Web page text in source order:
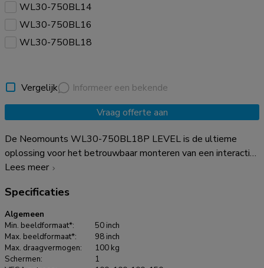
WL30-750BL14
WL30-750BL16
WL30-750BL18
Vergelijk
Informeer een bekende
Vraag offerte aan
De Neomounts WL30-750BL18P LEVEL is de ultieme
oplossing voor het betrouwbaar monteren van een interactief
of zwaargewicht portrait beeldscherm tot 98" met een
wandbeugel heeft een hoog profiel wandplaat, is gemaakt
voor optimale stabiliteit en precisie, en garandeert veilige
bevestiging van het display, zelfs op oneffen
muuroppervlakken. De wandsteun is speciaal ontworpen voor
de meest solide en stabiele touchscreen-ervaring De
Lees meer
Specificaties
Algemeen
Min. beeldformaat*:
50 inch
Max. beeldformaat*:
98 inch
Max. draagvermogen:
100 kg
Schermen:
1